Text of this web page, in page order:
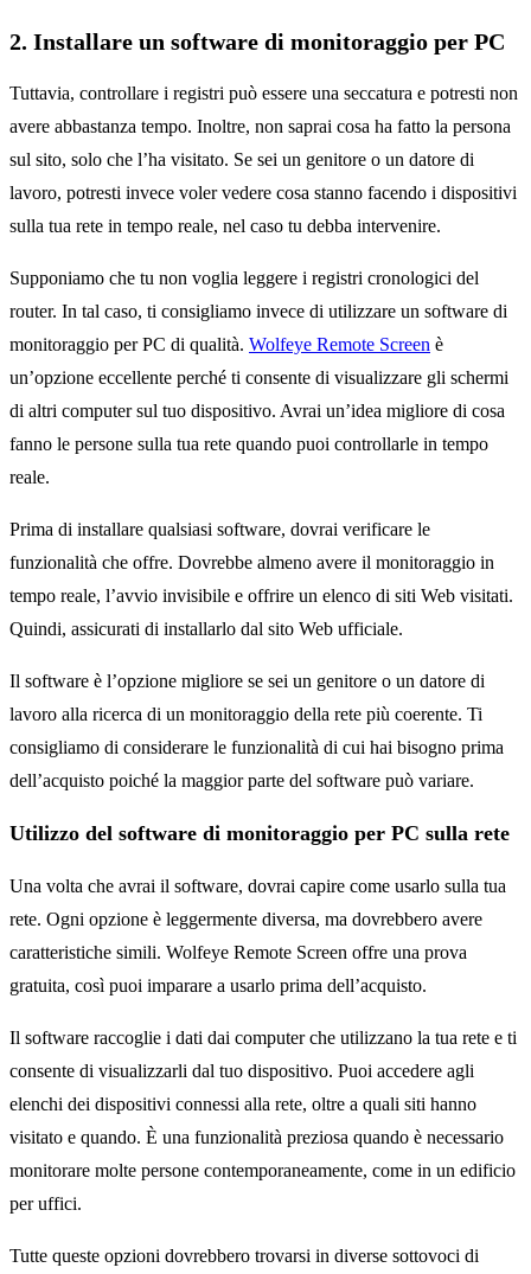
2. Installare un software di monitoraggio per PC
Tuttavia, controllare i registri può essere una seccatura e potresti non
avere abbastanza tempo. Inoltre, non saprai cosa ha fatto la persona
sul sito, solo che l’ha visitato. Se sei un genitore o un datore di
lavoro, potresti invece voler vedere cosa stanno facendo i dispositivi
sulla tua rete in tempo reale, nel caso tu debba intervenire.
Supponiamo che tu non voglia leggere i registri cronologici del
router. In tal caso, ti consigliamo invece di utilizzare un software di
monitoraggio per PC di qualità. Wolfeye Remote Screen è
un’opzione eccellente perché ti consente di visualizzare gli schermi
di altri computer sul tuo dispositivo. Avrai un’idea migliore di cosa
fanno le persone sulla tua rete quando puoi controllarle in tempo
reale.
Prima di installare qualsiasi software, dovrai verificare le
funzionalità che offre. Dovrebbe almeno avere il monitoraggio in
tempo reale, l’avvio invisibile e offrire un elenco di siti Web visitati.
Quindi, assicurati di installarlo dal sito Web ufficiale.
Il software è l’opzione migliore se sei un genitore o un datore di
lavoro alla ricerca di un monitoraggio della rete più coerente. Ti
consigliamo di considerare le funzionalità di cui hai bisogno prima
dell’acquisto poiché la maggior parte del software può variare.
Utilizzo del software di monitoraggio per PC sulla rete
Una volta che avrai il software, dovrai capire come usarlo sulla tua
rete. Ogni opzione è leggermente diversa, ma dovrebbero avere
caratteristiche simili. Wolfeye Remote Screen offre una prova
gratuita, così puoi imparare a usarlo prima dell’acquisto.
Il software raccoglie i dati dai computer che utilizzano la tua rete e ti
consente di visualizzarli dal tuo dispositivo. Puoi accedere agli
elenchi dei dispositivi connessi alla rete, oltre a quali siti hanno
visitato e quando. È una funzionalità preziosa quando è necessario
monitorare molte persone contemporaneamente, come in un edificio
per uffici.
Tutte queste opzioni dovrebbero trovarsi in diverse sottovoci di